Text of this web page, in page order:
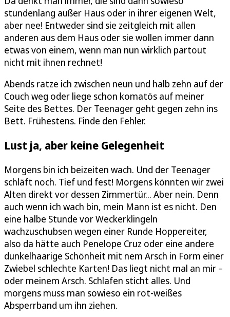
stundenlang außer Haus oder in ihrer eigenen Welt,
aber nee! Entweder sind sie zeitgleich mit allen
anderen aus dem Haus oder sie wollen immer dann
etwas von einem, wenn man nun wirklich partout
nicht mit ihnen rechnet!
Abends ratze ich zwischen neun und halb zehn auf der
Couch weg oder liege schon komatös auf meiner
Seite des Bettes. Der Teenager geht gegen zehn ins
Bett. Frühestens. Finde den Fehler.
Lust ja, aber keine Gelegenheit
Morgens bin ich beizeiten wach. Und der Teenager
schläft noch. Tief und fest! Morgens könnten wir zwei
Alten direkt vor dessen Zimmertür... Aber nein. Denn
auch wenn ich wach bin, mein Mann ist es nicht. Den
eine halbe Stunde vor Weckerklingeln
wachzuschubsen wegen einer Runde Hoppereiter,
also da hätte auch Penelope Cruz oder eine andere
dunkelhaarige Schönheit mit nem Arsch in Form einer
Zwiebel schlechte Karten! Das liegt nicht mal an mir –
oder meinem Arsch. Schlafen sticht alles. Und
morgens muss man sowieso ein rot-weißes
Absperrband um ihn ziehen.